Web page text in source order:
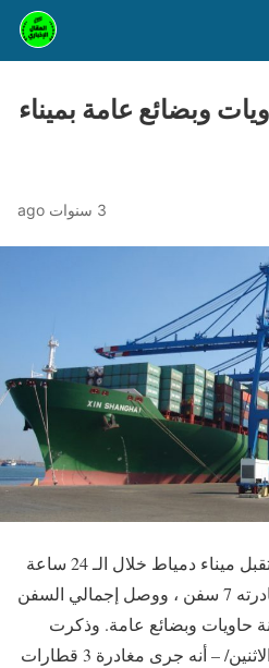
حاويات وبضائع عامة بميناء
3 سنوات ago
دمياط في 29 يناير/أ ش أ/ استقبل ميناء دمياط خلال الـ 24 ساعة
الماضية عدد 8 سفن ، بينما غادرته 7 سفن ، ووصل إجمالي السفن
عليها 35 سفينة حاويات وبضائع عامة. وذكرت
– أنه جرى مغادرة 3 قطارات